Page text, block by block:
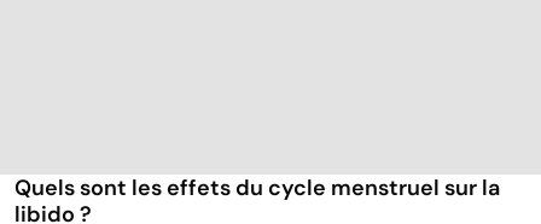
Quels sont les effets du cycle menstruel sur la
libido ?